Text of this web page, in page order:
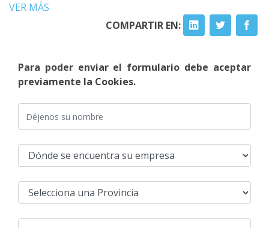
VER MÁS
COMPARTIR EN:
Para poder enviar el formulario debe aceptar
previamente la Cookies.